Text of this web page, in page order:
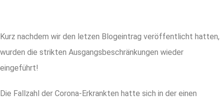
Kurz nachdem wir den letzen Blogeintrag veröffentlicht hatten,
wurden die strikten Ausgangsbeschränkungen wieder
eingeführt!
Die Fallzahl der Corona-Erkrankten hatte sich in der einen